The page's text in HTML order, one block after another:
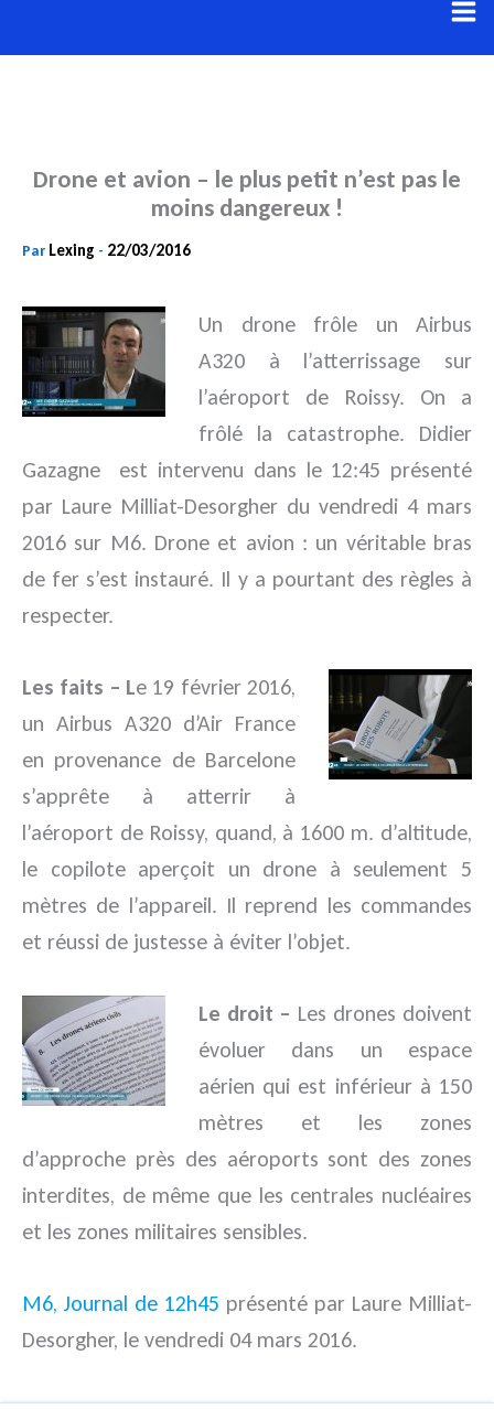
au
Drone et avion – le plus petit n’est pas le
moins dangereux !
Par Lexing - 22/03/2016
Un drone frôle un Airbus
A320 à l’atterrissage sur
l’aéroport de Roissy. On a
frôlé la catastrophe. Didier
Gazagne
est intervenu dans le 12:45 présenté
par Laure Milliat-Desorgher du vendredi 4 mars
2016 sur M6. Drone et avion : un véritable bras
de fer s’est instauré. Il y a pourtant des règles à
respecter.
Les faits – Le 19 février 2016,
un Airbus A320 d’Air France
en provenance de Barcelone
s’apprête à atterrir à
l’aéroport de Roissy, quand, à 1600 m. d’altitude,
le copilote aperçoit un drone à seulement 5
mètres de l’appareil. Il reprend les commandes
et réussi de justesse à éviter l’objet.
Le droit – Les drones doivent
évoluer dans un espace
aérien qui est inférieur à 150
mètres et les zones
d’approche près des aéroports sont des zones
interdites, de même que les centrales nucléaires
et les zones militaires sensibles.
M6, Journal de 12h45 présenté par Laure Milliat-
Desorgher, le vendredi 04 mars 2016.